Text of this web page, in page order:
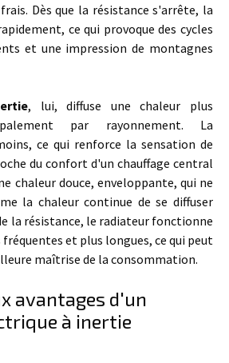
Dès que la résistance s'arrête, la
ce qui provoque des cycles
et une impression de montagnes
, lui, diffuse une chaleur plus
par rayonnement. La
ce qui renforce la sensation de
du confort d'un chauffage central
chaleur douce, enveloppante, qui ne
la chaleur continue de se diffuser
la résistance, le radiateur fonctionne
fréquentes et plus longues, ce qui peut
maîtrise de la consommation.
avantages d'un
à inertie